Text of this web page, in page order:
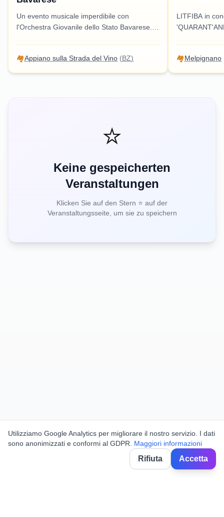
Utilizziamo Google Analytics per migliorare il nostro servizio. I dati
sono anonimizzati e conformi al GDPR.
Maggiori informazioni
Rifiuta Accetta
Un evento musicale imperdibile con
l'Orchestra Giovanile dello Stato Bavarese.
straordinarie.
🏘️Appiano sulla Strada del Vino (BZ)
LITFIBA in
🏘️Melpignano
⭐
Keine gespeicherten
Veranstaltungen
Klicken Sie auf den Stern ⭐ auf der
Veranstaltungsseite, um sie zu speichern